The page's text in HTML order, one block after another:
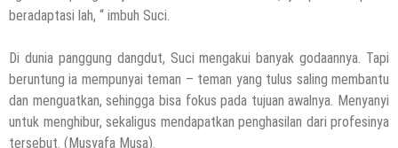
beradaptasi lah, “ imbuh Suci.
Di dunia panggung dangdut, Suci mengakui banyak godaannya. Tapi
beruntung ia mempunyai teman – teman yang tulus saling membantu
dan menguatkan, sehingga bisa fokus pada tujuan awalnya. Menyanyi
untuk menghibur, sekaligus mendapatkan penghasilan dari profesinya
tersebut. (Musyafa Musa).